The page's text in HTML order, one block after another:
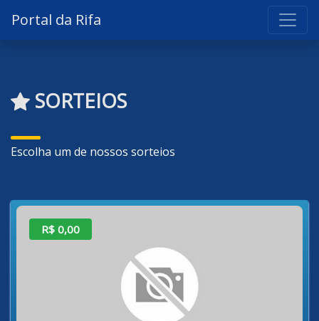
Portal da Rifa
SORTEIOS
Escolha um de nossos sorteios
R$ 0,00